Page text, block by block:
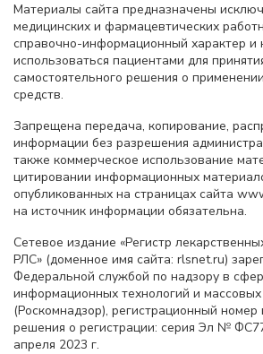
Материалы сайта предназначены
медицинских и фармацевтических
справочно-информационный характер
использоваться пациентами для
самостоятельного решения о
средств.
Запрещена передача, копирование,
информации без разрешения
также коммерческое использование
цитировании информационных
опубликованных на страницах сайта
на источник информации обязательна.
Сетевое издание «Регистр
РЛС» (доменное имя сайта: rlsnet.ru)
Федеральной службой по надзору в
информационных технологий и
(Роскомнадзор), регистрационный номер
решения о регистрации: серия Эл №
апреля 2023 г.